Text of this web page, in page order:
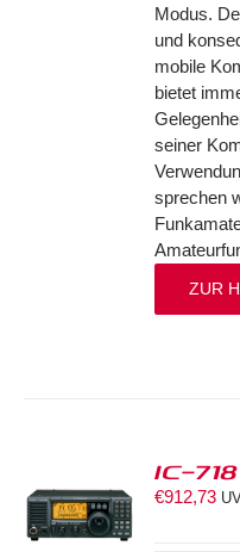
Modus.
und
mobile
bietet
seiner
sprechen
ZUR
IC-718
€912,73